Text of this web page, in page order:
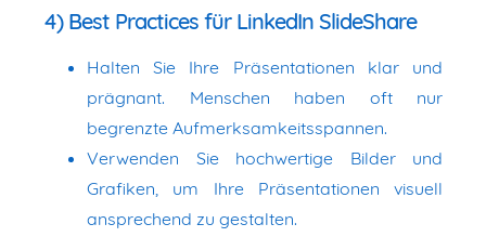
4) Best Practices für LinkedIn SlideShare
Halten Sie Ihre Präsentationen klar und
prägnant. Menschen haben oft nur
begrenzte Aufmerksamkeitsspannen.
Verwenden Sie hochwertige Bilder und
Grafiken, um Ihre Präsentationen visuell
ansprechend zu gestalten.